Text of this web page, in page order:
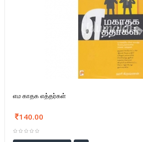
எம காதக எத்தர்கள்
140.00